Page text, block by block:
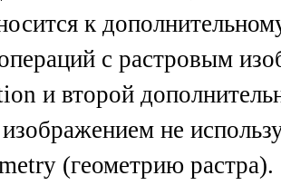
к
с растровым
и второй
не
(геометрию растра).